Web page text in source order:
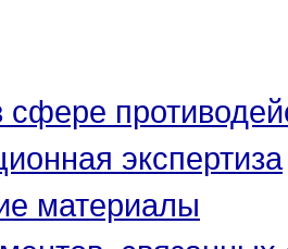
экспертиза
материалы